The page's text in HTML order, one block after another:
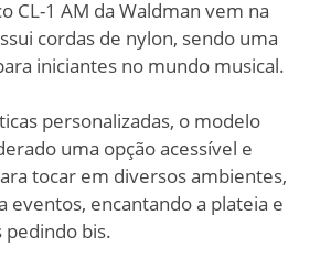
CL-1 AM da Waldman vem na
cordas de nylon, sendo uma
iniciantes no mundo musical.
personalizadas, o modelo
uma opção acessível e
tocar em diversos ambientes,
eventos, encantando a plateia e
pedindo bis.